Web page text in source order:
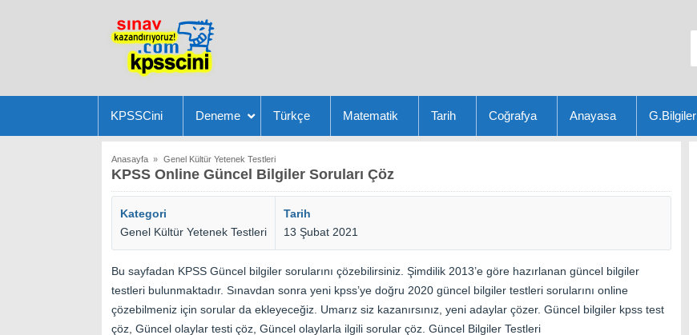
KPSSCini Deneme Türkçe Matematik Tarih Coğrafya Anayasa G.Bilgiler
Anasayfa » Genel Kültür Yetenek Testleri
KPSS Online Güncel Bilgiler Soruları Çöz
Kategori
Genel Kültür Yetenek Testleri
Tarih
13 Şubat 2021
Bu sayfadan KPSS Güncel bilgiler sorularını çözebilirsiniz. Şimdilik 2013’e göre hazırlanan güncel bilgiler
testleri bulunmaktadır. Sınavdan sonra yeni kpss’ye doğru 2020 güncel bilgiler testleri sorularını online
çözebilmeniz için sorular da ekleyeceğiz. Umarız siz kazanırsınız, yeni adaylar çözer. Güncel bilgiler kpss test
çöz, Güncel olaylar testi çöz, Güncel olaylarla ilgili sorular çöz. Güncel Bilgiler Testleri